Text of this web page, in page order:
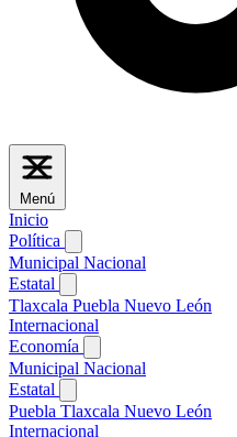
Menú
Inicio
Política
Municipal Nacional
Estatal
Tlaxcala Puebla Nuevo León
Internacional
Economía
Municipal Nacional
Estatal
Puebla Tlaxcala Nuevo León
Internacional